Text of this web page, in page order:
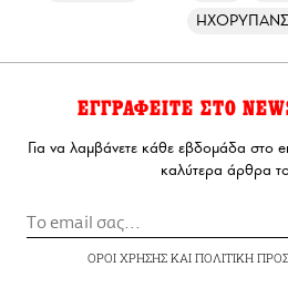
ΕΓΓΡΑΦΕΙΤΕ ΣΤΟ
Για να λαμβάνετε κάθε εβδομάδα στο
καλύτερα άρθρα
ΟΡΟΙ ΧΡΗΣΗΣΚΑΙ ΠΟΛΙΤΙΚΗ